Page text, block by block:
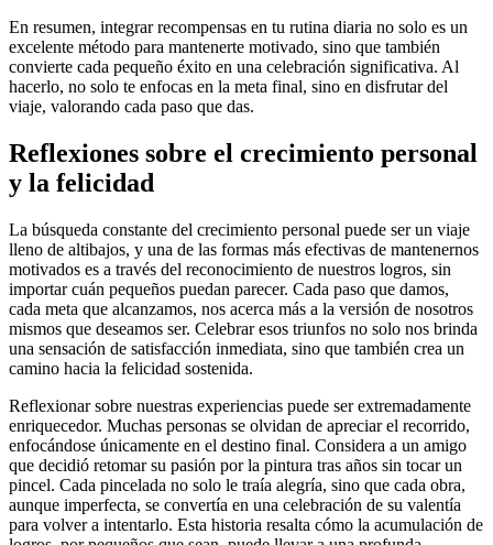
En resumen, integrar recompensas en tu rutina diaria no solo es un
excelente método para mantenerte motivado, sino que también
convierte cada pequeño éxito en una celebración significativa. Al
hacerlo, no solo te enfocas en la meta final, sino en disfrutar del
viaje, valorando cada paso que das.
Reflexiones sobre el crecimiento personal
y la felicidad
La búsqueda constante del crecimiento personal puede ser un viaje
lleno de altibajos, y una de las formas más efectivas de mantenernos
motivados es a través del reconocimiento de nuestros logros, sin
importar cuán pequeños puedan parecer. Cada paso que damos,
cada meta que alcanzamos, nos acerca más a la versión de nosotros
mismos que deseamos ser. Celebrar esos triunfos no solo nos brinda
una sensación de satisfacción inmediata, sino que también crea un
camino hacia la felicidad sostenida.
Reflexionar sobre nuestras experiencias puede ser extremadamente
enriquecedor. Muchas personas se olvidan de apreciar el recorrido,
enfocándose únicamente en el destino final. Considera a un amigo
que decidió retomar su pasión por la pintura tras años sin tocar un
pincel. Cada pincelada no solo le traía alegría, sino que cada obra,
aunque imperfecta, se convertía en una celebración de su valentía
para volver a intentarlo. Esta historia resalta cómo la acumulación de